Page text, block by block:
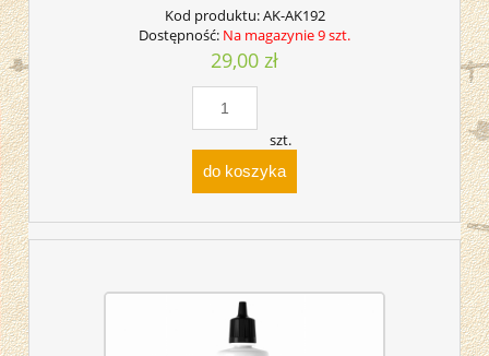
Kod produktu:AK-AK192
Dostępność: Na magazynie 9 szt.
29,00 zł
szt.
do koszyka